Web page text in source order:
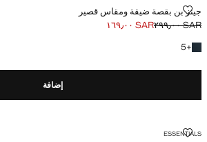
جينز بن بقصة ضيقة ومقاس قصير
جينز بن بقصة ضيقة ومقاس قصير
السعر الأول محذوف [SAR ٢٩٩٫٠٠ ]
SAR ٢٩٩٫٠٠
السعر الحالي [SAR ١٦٩٫٠٠ ]SAR ١٦٩٫٠٠
+
5+5 المزيد من الألوان
إضافة
ESSENTIALSجينز لوري بقصة تابر فيت